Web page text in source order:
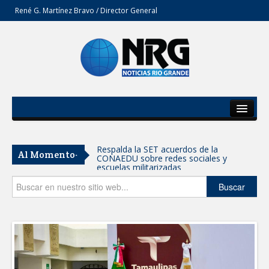
René G. Martínez Bravo / Director General
Del Estado
Secciones
Opinión
Al Momento- Respalda la SET acuerdos de la
CONAEDU sobre redes sociales y
escuelas militarizadas
AVANZAN TRABAJOS DE
MANTIENE EL RITMO DE LAS OBRAS
PRIORITARIAS
Atendió Protección Civil de Reynosa
reportes ante lluvias
Buscar